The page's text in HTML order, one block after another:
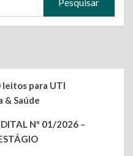
leitos para UTI
& Saúde
Nº 01/2026 –